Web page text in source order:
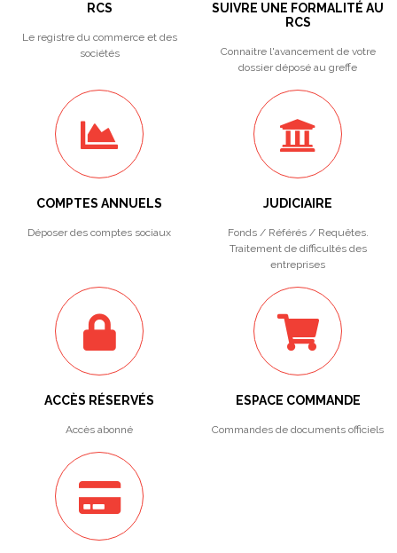
RCS
Le registre du commerce et des
sociétés
SUIVRE UNE FORMALITÉ AU
RCS
Connaitre l'avancement de votre
dossier déposé au greffe
COMPTES ANNUELS
Déposer des comptes sociaux
JUDICIAIRE
Fonds / Référés / Requêtes.
Traitement de difficultés des
entreprises
ACCÈS RÉSERVÉS
Accès abonné
ESPACE COMMANDE
Commandes de documents officiels